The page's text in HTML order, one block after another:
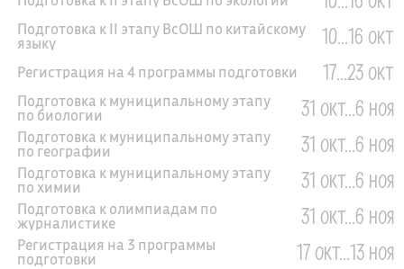
Подготовка к II этапу ВсОШ по китайскому
языку 10...16 окт
Регистрация на 4 программы подготовки 17...23 окт
Подготовка к муниципальному этапу
по биологии 31 окт...6 ноя
Подготовка к муниципальному этапу
по географии 31 окт...6 ноя
Подготовка к муниципальному этапу
по химии 31 окт...6 ноя
Подготовка к олимпиадам по
журналистике 31 окт...6 ноя
Регистрация на 3 программы
подготовки 17 окт...13 ноя